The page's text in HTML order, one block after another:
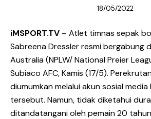
18/05/2022
iMSPORT.TV – Atlet timnas sepak
Sabreena Dressler resmi bergabung
Australia (NPLW/ National Preier
Subiaco AFC, Kamis (17/5).
diumumkan melalui akun sosial media
tersebut. Namun, tidak diketahui
ditandatangani oleh pemain 20